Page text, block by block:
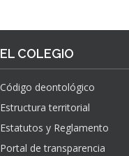
EL COLEGIO
Código deontológico
Estructura territorial
Estatutos y Reglamento
Portal de transparencia